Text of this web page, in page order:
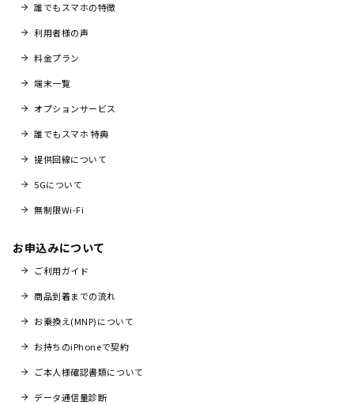
誰でもスマホの特徴
利用者様の声
料金プラン
端末一覧
オプションサービス
誰でもスマホ 特典
提供回線について
5Gについて
無制限Wi-Fi
お申込みについて
ご利用ガイド
商品到着までの流れ
お乗換え(MNP)について
お持ちのiPhoneで契約
ご本人様確認書類について
データ通信量診断